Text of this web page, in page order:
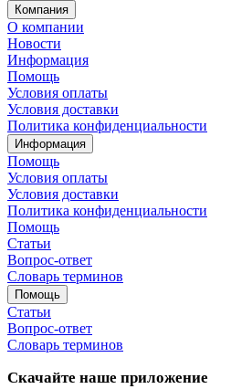
Компания
О компании
Новости
Информация
Помощь
Условия оплаты
Условия доставки
Политика конфиденциальности
Информация
Помощь
Условия оплаты
Условия доставки
Политика конфиденциальности
Помощь
Статьи
Вопрос-ответ
Словарь терминов
Помощь
Статьи
Вопрос-ответ
Словарь терминов
Скачайте наше приложение